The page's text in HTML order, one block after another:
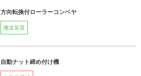
方向転換付ローラーコンベヤ
搬送装置
自動ナット締め付け機